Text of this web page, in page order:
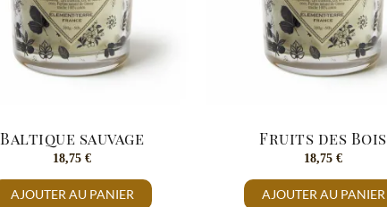
Baltique sauvage
18,75 €
AJOUTER AU PANIER
Fruits des Bois
18,75 €
AJOUTER AU PANIER